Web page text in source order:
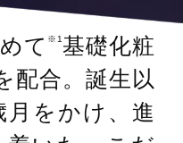
て ※1 基礎化粧
配合。誕生以
をかけ、進